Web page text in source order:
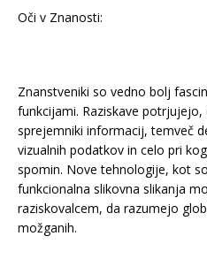
Oči v Znanosti:
Znanstveniki so vedno bolj
funkcijami. Raziskave potrjujejo,
sprejemniki informacij, temveč
vizualnih podatkov in celo pri
spomin. Nove tehnologije, kot
funkcionalna slikovna slikanja
raziskovalcem, da razumejo
možganih.